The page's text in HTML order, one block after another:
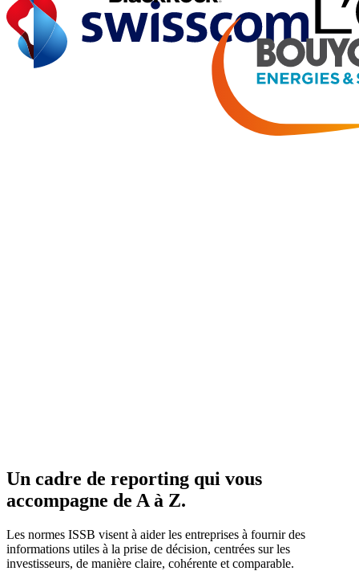
Un cadre de reporting qui vous
accompagne de A à Z.
Les normes ISSB visent à aider les entreprises à fournir des
informations utiles à la prise de décision, centrées sur les
investisseurs, de manière claire, cohérente et comparable.